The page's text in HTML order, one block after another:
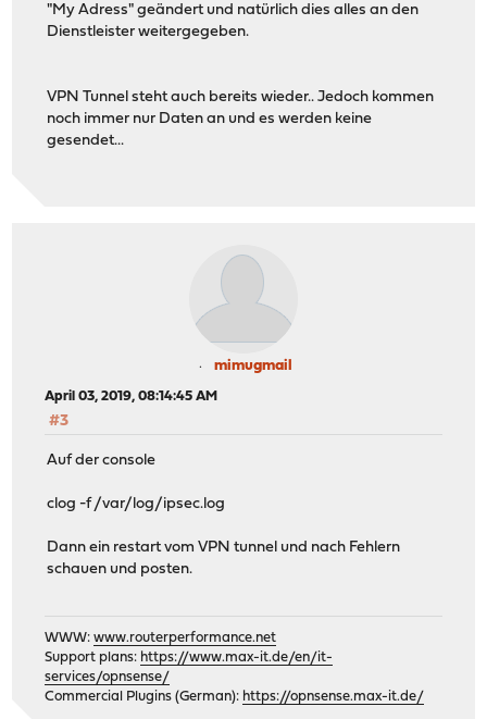
"My Adress" geändert und natürlich dies alles an den
Dienstleister weitergegeben.
VPN Tunnel steht auch bereits wieder.. Jedoch kommen
noch immer nur Daten an und es werden keine
gesendet...
mimugmail
April 03, 2019, 08:14:45 AM
#3
Auf der console
clog -f /var/log/ipsec.log
Dann ein restart vom VPN tunnel und nach Fehlern
schauen und posten.
WWW:www.routerperformance.net
Support plans: https://www.max-it.de/en/it-
services/opnsense/
Commercial Plugins (German): https://opnsense.max-it.de/